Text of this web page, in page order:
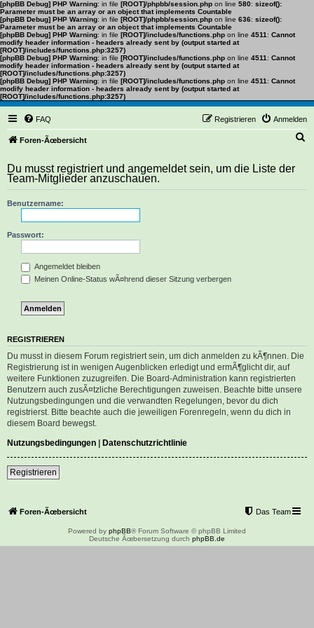
[phpBB Debug] PHP Warning: in file [ROOT]/phpbb/session.php on line 580: sizeof():
Parameter must be an array or an object that implements Countable
[phpBB Debug] PHP Warning: in file [ROOT]/phpbb/session.php on line 636: sizeof():
Parameter must be an array or an object that implements Countable
[phpBB Debug] PHP Warning: in file [ROOT]/includes/functions.php on line 4511 : Cannot
modify header information - headers already sent by (output started at
[ROOT]/includes/functions.php:3257)
[phpBB Debug] PHP Warning: in file [ROOT]/includes/functions.php on line 4511 : Cannot
modify header information - headers already sent by (output started at
[ROOT]/includes/functions.php:3257)
[phpBB Debug] PHP Warning: in file [ROOT]/includes/functions.php on line 4511 : Cannot
modify header information - headers already sent by (output started at
[ROOT]/includes/functions.php:3257)
FAQ Anmelden
Registrieren
Foren-Ãœbersicht
h
Du musst registriert und angemeldet sein, um die Liste der
Team-Mitglieder anzuschauen.
Benutzername:
Passwort:
Angemeldet bleiben
Meinen Online-Status wÃ¤hrend dieser Sitzung verbergen
REGISTRIEREN
Du musst in diesem Forum registriert sein, um dich anmelden zu kÃ¶nnen. Die
Registrierung ist in wenigen Augenblicken erledigt und ermÃ¶glicht dir, auf
weitere Funktionen zuzugreifen. Die Board-Administration kann registrierten
Benutzern auch zusÃ¤tzliche Berechtigungen zuweisen. Beachte bitte unsere
Nutzungsbedingungen und die verwandten Regelungen, bevor du dich
registrierst. Bitte beachte auch die jeweiligen Forenregeln, wenn du dich in
diesem Board bewegst.
Nutzungsbedingungen | Datenschutzrichtlinie
Registrieren
Foren-Ãœbersicht Das Team
Powered by phpBB® Forum Software © phpBB Limited
Deutsche Ãœbersetzung durch phpBB.de